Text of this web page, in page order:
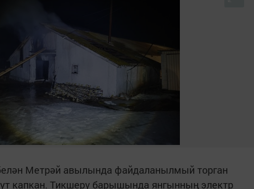
Метрәй авылында файдаланылмый торган
капкан. Тикшерү барышында янгынның электр